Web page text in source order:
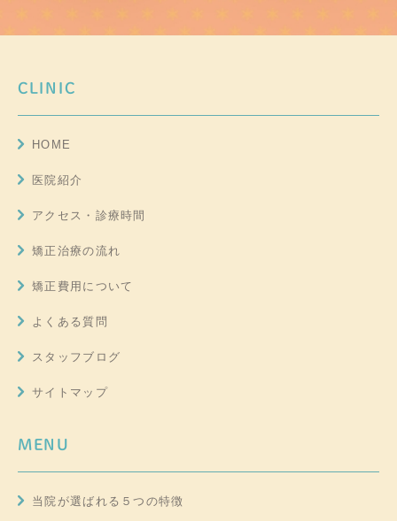
CLINIC
HOME
医院紹介
アクセス・診療時間
矯正治療の流れ
矯正費用について
よくある質問
スタッフブログ
サイトマップ
MENU
当院が選ばれる５つの特徴